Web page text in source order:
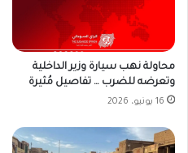
محاولة نهب سيارة وزير الداخلية
وتعرضه للضرب … تفاصيل مُثيرة
16 يونيو، 2026